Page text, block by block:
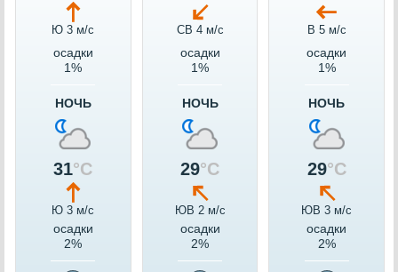
Ю 3 м/c
осадки
1%
НОЧЬ
31°C
Ю 3 м/c
осадки
2%
СВ 4 м/c
осадки
1%
НОЧЬ
29°C
ЮВ 2 м/c
осадки
2%
В 5 м/c
осадки
1%
НОЧЬ
29°C
ЮВ 3 м/c
осадки
2%